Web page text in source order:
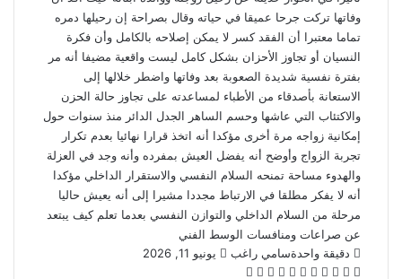
وفاتها تركت جرحا عميقا في حياته وقال بصراحة إن رحيلها دمره
تماما معتبرا أن الفقد كسر لا يمكن إصلاحه بالكامل وأن فكرة
النسيان أو تجاوز الأحزان بشكل كامل ليست واقعية مضيفا أنه مر
بفترة نفسية شديدة الصعوبة بعد وفاتها واضطر خلالها إلى
الاستعانة بأصدقاء من الأطباء لمساعدته على تجاوز حالة الحزن
والاكتئاب التي عاشها وحسم الساهر الجدل الدائر منذ سنوات حول
إمكانية زواجه مرة أخرى مؤكدا أنه اتخذ قرارا نهائيا بعدم تكرار
تجربة الزواج وأوضح أنه يفضل العيش بمفرده وأنه وجد في العزلة
والهدوء مساحة تمنحه السلام النفسي والاستقرار الداخلي مؤكدا
أنه لا يفكر مطلقا في الارتباط مجددا مشيرا إلى أنه يعيش حاليا
مرحلة من السلام الداخلي والتوازن النفسي بعدما تعلم كيف يبتعد
عن صراعات ومنافسات الوسط الفني
سامي راغب
أرسل
يونيو 11, 2026
دقيقة واحدة
فيسبوك
‫X لينكدإنبينتيريست
‫Pocket
واتساب
تيلقرام
ڤايبر